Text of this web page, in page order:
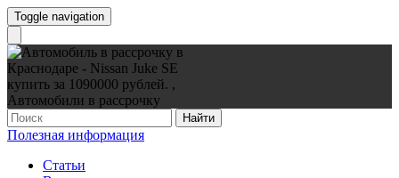
Toggle navigation
Найти
Полезная информация
Статьи